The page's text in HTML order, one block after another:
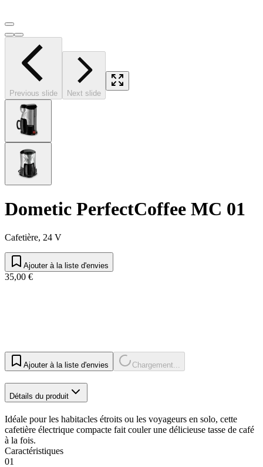
Previous slide Next slide
Dometic PerfectCoffee MC 01
Cafetière, 24 V
Ajouter à la liste d'envies
35,00 €
Ajouter à la liste d'envies Chargement...
Détails du produit
Idéale pour les habitacles étroits ou les voyageurs en solo, cette
cafetière électrique compacte fait couler une délicieuse tasse de café
à la fois.
Caractéristiques
01